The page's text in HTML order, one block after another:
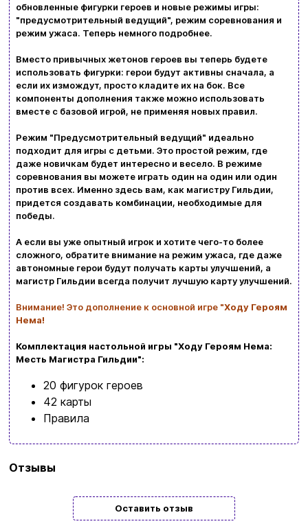
обновленные фигурки героев и новые режимы игры:
"предусмотрительный ведущий", режим соревнования и
режим ужаса. Теперь немного подробнее.
Вместо привычных жетонов героев вы теперь будете
использовать фигурки: герои будут активны сначала, а
если их измождут, просто кладите их на бок. Все
компоненты дополнения также можно использовать
вместе с базовой игрой, не применяя новых правил.
Режим "Предусмотрительный ведущий" идеально
подходит для игры с детьми. Это простой режим, где
даже новичкам будет интересно и весело. В режиме
соревнования вы можете играть один на один или один
против всех. Именно здесь вам, как магистру Гильдии,
придется создавать комбинации, необходимые для
победы.
А если вы уже опытный игрок и хотите чего-то более
сложного, обратите внимание на режим ужаса, где даже
автономные герои будут получать карты улучшений, а
магистр Гильдии всегда получит лучшую карту улучшений.
Внимание! Это дополнение к основной игре "Ходу Героям
Нема!
Комплектация настольной игры "Ходу Героям Нема:
Месть Магистра Гильдии":
20 фигурок героев
42 карты
Правила
Отзывы
Оставить отзыв
Доставка и оплата
Возврат и обмен товаров
Политика конфиденциальности
+380996393746
+380634324164
kubix.boardgames@gmail.com
UAㅤ RU
Ваша корзина сейчас пуста
вы обязательно найдете что-нибудь
интересное